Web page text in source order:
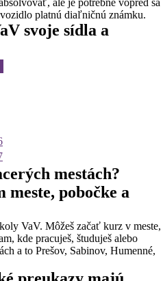
ale je potrebné vopred sa
platnú diaľničnú známku.
svoje sídla a
mestách?
pobočke a
VaV. Môžeš začať kurz v meste,
kde pracuješ, študuješ alebo
a to Prešov, Sabinov, Humenné,